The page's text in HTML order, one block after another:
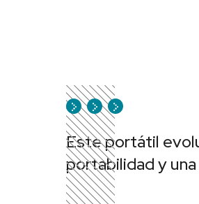
Este portátil
portabilidad y